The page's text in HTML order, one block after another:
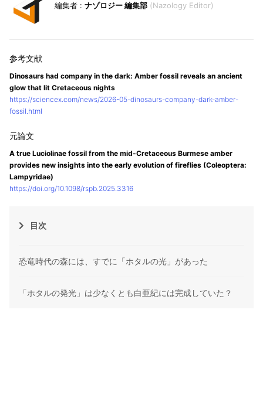
ナゾロジー 編集部 Nazology Editor
Dinosaurs had company in the dark: Amber fossil reveals an ancient
glow that lit Cretaceous nights
https://sciencex.com/news/2026-05-dinosaurs-company-dark-amber-
fossil.html
A true Luciolinae fossil from the mid-Cretaceous Burmese amber
provides new insights into the early evolution of fireflies (Coleoptera:
Lampyridae)
https://doi.org/10.1098/rspb.2025.3316
目次
恐竜時代の森には、すでに「ホタルの光」があった
「ホタルの発光」は少なくとも白亜紀には完成していた？